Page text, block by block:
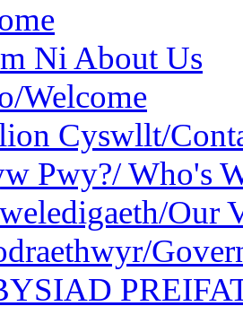
Ni About Us
Welcome
Cyswllt/
Pwy?/ Who's
Our